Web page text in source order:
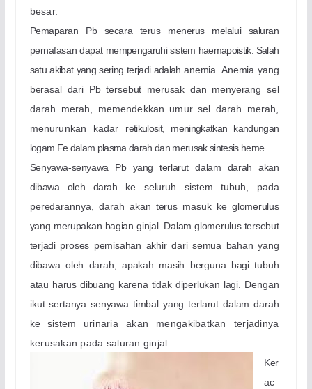
besar.
Pemaparan Pb secara terus menerus melalui saluran
pernafasan dapat mempengaruhi sistem haemapoistik. Salah
satu akibat yang sering terjadi adalah anemia. Anemia yang
berasal dari Pb tersebut merusak dan menyerang sel
darah merah, memendekkan umur sel darah merah,
menurunkan kadar retikulosit, meningkatkan kandungan
logam Fe dalam plasma darah dan merusak sintesis heme.
Senyawa-senyawa Pb yang terlarut dalam darah akan
dibawa oleh darah ke seluruh sistem tubuh, pada
peredarannya, darah akan terus masuk keglomerulus
yang merupakan bagian ginjal. Dalam glomerulus tersebut
terjadi proses pemisahan akhir dari semua bahan yang
dibawa oleh darah, apakah masih berguna bagi tubuh
atau harus dibuang karena tidak diperlukan lagi. Dengan
ikut sertanya senyawa timbal yang terlarut dalam darah
ke sistem urinaria akan mengakibatkan terjadinya
kerusakan pada saluran ginjal
Ker
ac